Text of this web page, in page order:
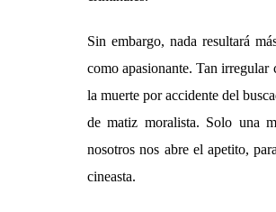
Sin embargo, nada resultará
como apasionante. Tan irregular
la muerte por accidente del
de matiz moralista. Solo una
nosotros nos abre el apetito,
cineasta.